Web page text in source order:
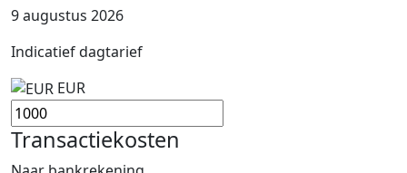
9 augustus 2026
Indicatief dagtarief
EUR
Transactiekosten